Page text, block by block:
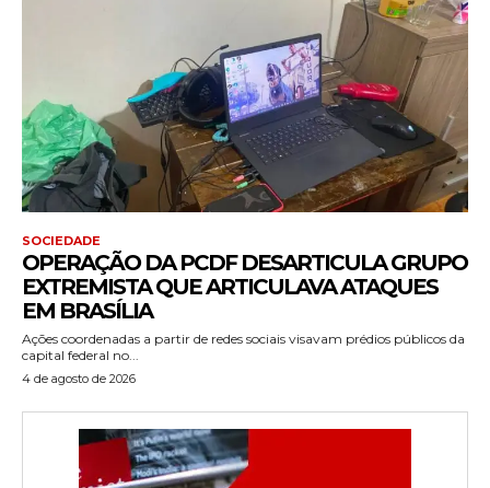
SOCIEDADE
OPERAÇÃO DA PCDF DESARTICULA GRUPO
EXTREMISTA QUE ARTICULAVA ATAQUES
EM BRASÍLIA
Ações coordenadas a partir de redes sociais visavam prédios públicos da
capital federal no...
4 de agosto de 2026